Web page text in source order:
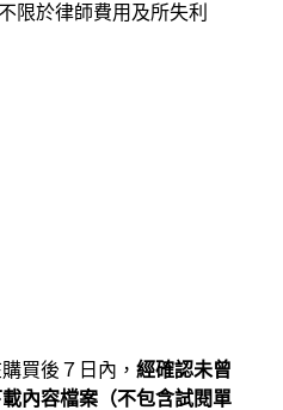
限於律師費用及所失利
買後７日內， 經確認未曾
內容檔案（不包含試閱單